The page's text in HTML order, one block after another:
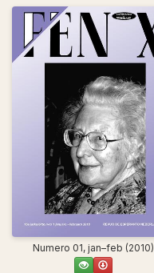
Numero 01, jan–feb (2010)